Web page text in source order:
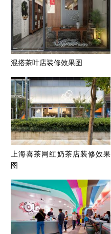
混搭茶叶店装修效果图
上海喜茶网红奶茶店装修效果
图